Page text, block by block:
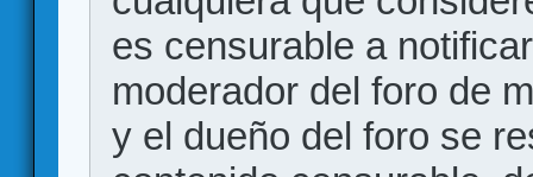
es censurable a
moderador del foro de
y el dueño del foro se